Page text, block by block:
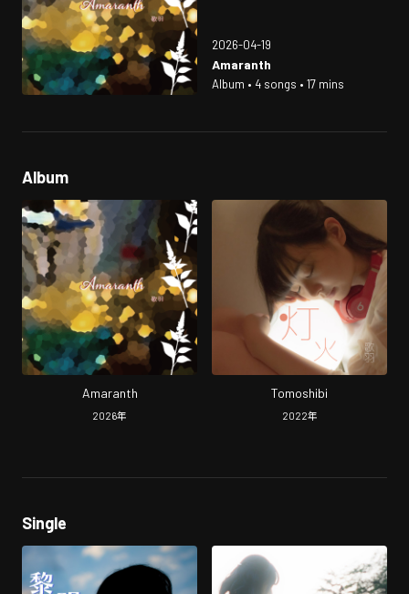
2026-04-19
Amaranth
Album • 4 songs • 17 mins
Album
Amaranth
2026年
Tomoshibi
2022年
Single